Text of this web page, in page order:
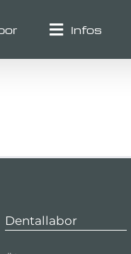
Infos
Dentallabor